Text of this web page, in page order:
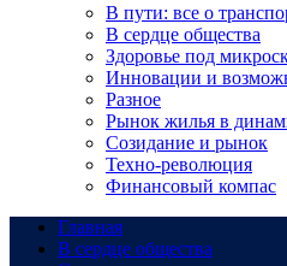
В пути: все о
В сердце общества
Здоровье под
Инновации и
Разное
Рынок жилья в
Созидание и рынок
Техно-революция
Финансовый компас
Главная
В сердце общества